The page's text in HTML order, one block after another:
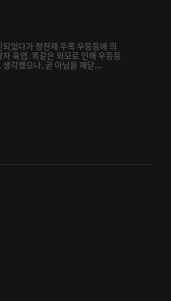
었다가 청천재 두목 우등등에 의
육염. 똑같은 외모로 인해 우등등
각했으나, 곧 아님을 깨닫...